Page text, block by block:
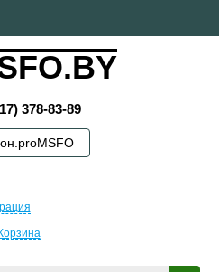
378-83-89
Корзина